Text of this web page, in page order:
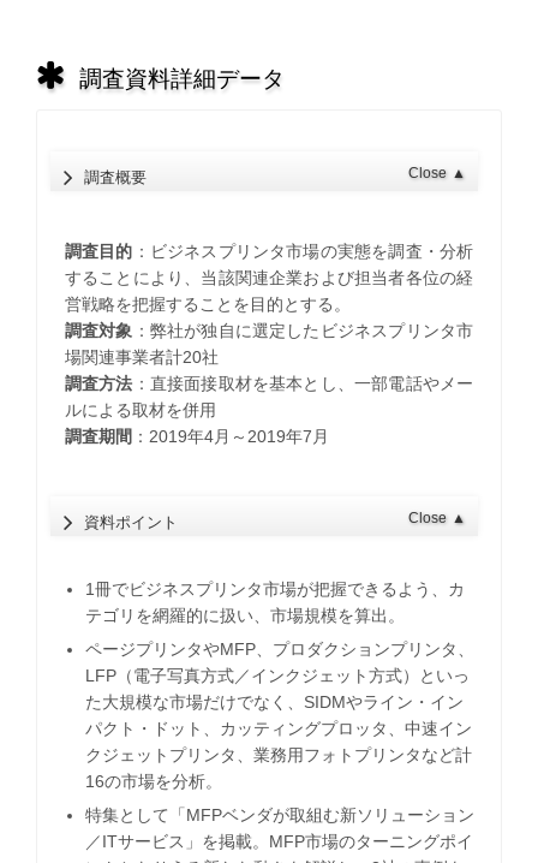
調査資料詳細データ
調査概要 Close ▲
調査目的 ：ビジネスプリンタ市場の実態を調査・分析
することにより、当該関連企業および担当者各位の経
営戦略を把握することを目的とする。
調査対象 ：弊社が独自に選定したビジネスプリンタ市
場関連事業者計20社
調査方法 ：直接面接取材を基本とし、一部電話やメー
ルによる取材を併用
調査期間 ：2019年4月～2019年7月
資料ポイント Close ▲
1冊でビジネスプリンタ市場が把握できるよう、カ
テゴリを網羅的に扱い、市場規模を算出。
ページプリンタやMFP、プロダクションプリンタ、
LFP（電子写真方式／インクジェット方式）といっ
た大規模な市場だけでなく、SIDMやライン・イン
パクト・ドット、カッティングプロッタ、中速イン
クジェットプリンタ、業務用フォトプリンタなど計
16の市場を分析。
特集として「MFPベンダが取組む新ソリューション
／ITサービス」を掲載。MFP市場のターニングポイ